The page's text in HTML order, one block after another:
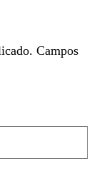
Campos